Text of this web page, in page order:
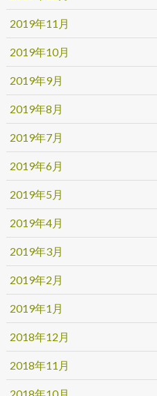
2019年11月
2019年10月
2019年9月
2019年8月
2019年7月
2019年6月
2019年5月
2019年4月
2019年3月
2019年2月
2019年1月
2018年12月
2018年11月